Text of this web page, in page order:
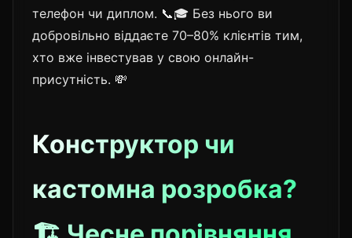
телефон чи диплом. 📞🎓 Без нього ви
добровільно віддаєте 70–80% клієнтів тим,
хто вже інвестував у свою онлайн-
присутність. 💸
Конструктор чи
кастомна розробка?